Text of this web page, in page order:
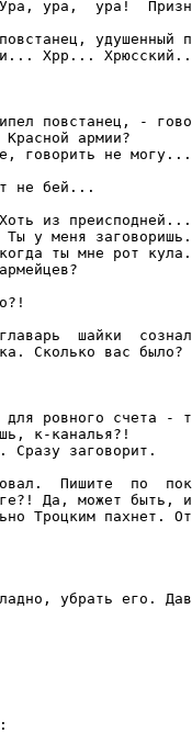
ура,  ура!
удушенный
Хрр...
повстанец, -
Красной армии?
говорить не
не бей...
из преисподней...
у меня заговоришь.
ты мне рот
шайки
Сколько вас было?
ровного счета -
к-каналья?!
Сразу заговорит.
Пишите  по
Да, может быть,
Троцким пахнет.
убрать его.